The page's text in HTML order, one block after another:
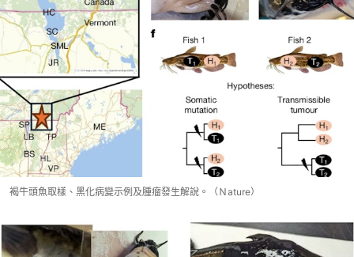
褐牛頭魚取樣、黑化病變示例及腫瘤發生解說。（Ｎature）